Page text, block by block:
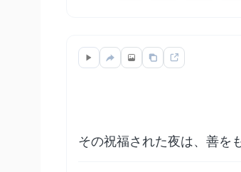
その祝福された夜は、善を